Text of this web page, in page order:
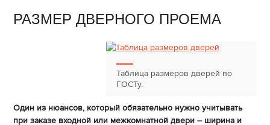
РАЗМЕР ДВЕРНОГО ПРОЕМА
Таблица размеров дверей по
ГОСТу.
Один из нюансов, который обязательно нужно учитывать
при заказе входной или межкомнатной двери – ширина и